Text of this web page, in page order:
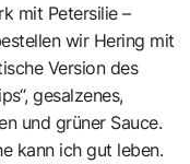
mit Petersilie –
wir Hering mit
Version des
gesalzenes,
und grüner Sauce.
kann ich gut leben.